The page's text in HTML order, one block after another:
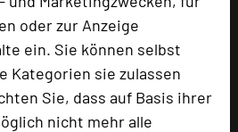
oder zur Anzeige
ein. Sie können selbst
Kategorien sie zulassen
Sie, dass auf Basis ihrer
nicht mehr alle
bewerten